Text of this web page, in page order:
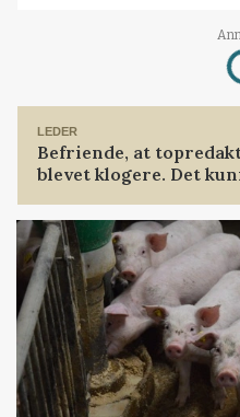
LEDER
Befriende, at
blevet klogere. Det